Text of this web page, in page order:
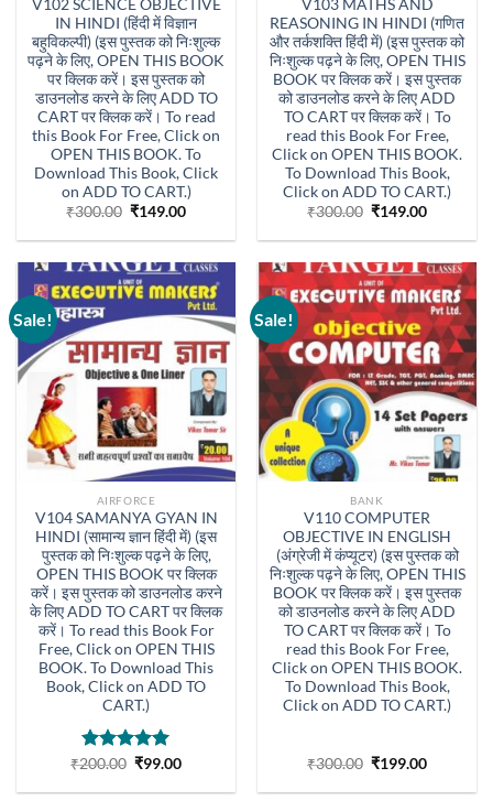
V102 SCIENCE OBJECTIVE
IN HINDI (हिंदी में विज्ञान
बहुविकल्पी) (इस पुस्तक को निःशुल्क
पढ़ने के लिए, OPEN THIS BOOK
पर क्लिक करें। इस पुस्तक को
डाउनलोड करने के लिए ADD TO
CART पर क्लिक करें। To read
this Book For Free, Click on
OPEN THIS BOOK. To
Download This Book, Click
on ADD TO CART.)
₹300.00 Original
was:
₹149.00Current
is:
V103 MATHS AND
REASONING IN HINDI (गणित
और तर्कशक्ति हिंदी में) (इस पुस्तक को
निःशुल्क पढ़ने के लिए, OPEN THIS
BOOK पर क्लिक करें। इस पुस्तक
को डाउनलोड करने के लिए ADD
TO CART पर क्लिक करें। To
read this Book For Free,
Click on OPEN THIS BOOK.
To Download This Book,
Click on ADD TO CART.)
₹300.00 Original
was:
₹149.00Current
is:
Sale!
AIRFORCE
V104 SAMANYA GYAN IN
HINDI (सामान्य ज्ञान हिंदी में) (इस
पुस्तक को निःशुल्क पढ़ने के लिए,
OPEN THIS BOOK पर क्लिक
करें। इस पुस्तक को डाउनलोड करने
के लिए ADD TO CART पर क्लिक
करें। To read this Book For
Free, Click on OPEN THIS
BOOK. To Download This
Book, Click on ADD TO
CART.)
Rated 5.00
₹200.00 Original
was:
₹99.00Current
is:
Sale!
BANK
V110 COMPUTER
OBJECTIVE IN ENGLISH
(अंग्रेजी में कंप्यूटर) (इस पुस्तक को
निःशुल्क पढ़ने के लिए, OPEN THIS
BOOK पर क्लिक करें। इस पुस्तक
को डाउनलोड करने के लिए ADD
TO CART पर क्लिक करें। To
read this Book For Free,
Click on OPEN THIS BOOK.
To Download This Book,
Click on ADD TO CART.)
₹300.00 Original
was:
₹199.00Current
is: